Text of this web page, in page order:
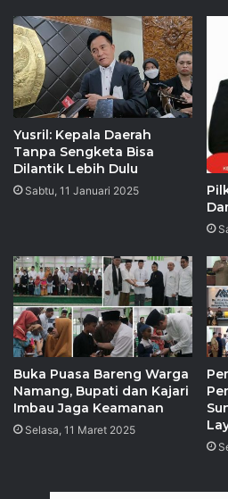
Yusril: Kepala Daerah
Tanpa Sengketa Bisa
Dilantik Lebih Dulu
Sabtu, 11 Januari 2025
Buka Puasa Bareng Warga
Namang, Bupati dan Kajari
Imbau Jaga Keamanan
Selasa, 11 Maret 2025